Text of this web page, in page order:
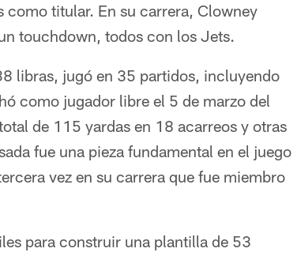
titular. En su carrera, Clowney
touchdown, todos con los Jets.
libras, jugó en 35 partidos, incluyendo
como jugador libre el 5 de marzo del
de 115 yardas en 18 acarreos y otras
fue una pieza fundamental en el juego
vez en su carrera que fue miembro
para construir una plantilla de 53